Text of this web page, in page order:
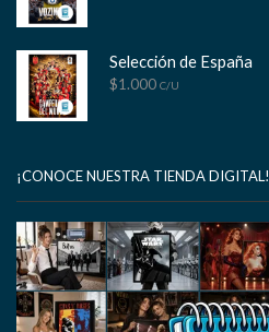
Selección de España
$1.000 C/U
¡CONOCE NUESTRA TIENDA DIGITAL!